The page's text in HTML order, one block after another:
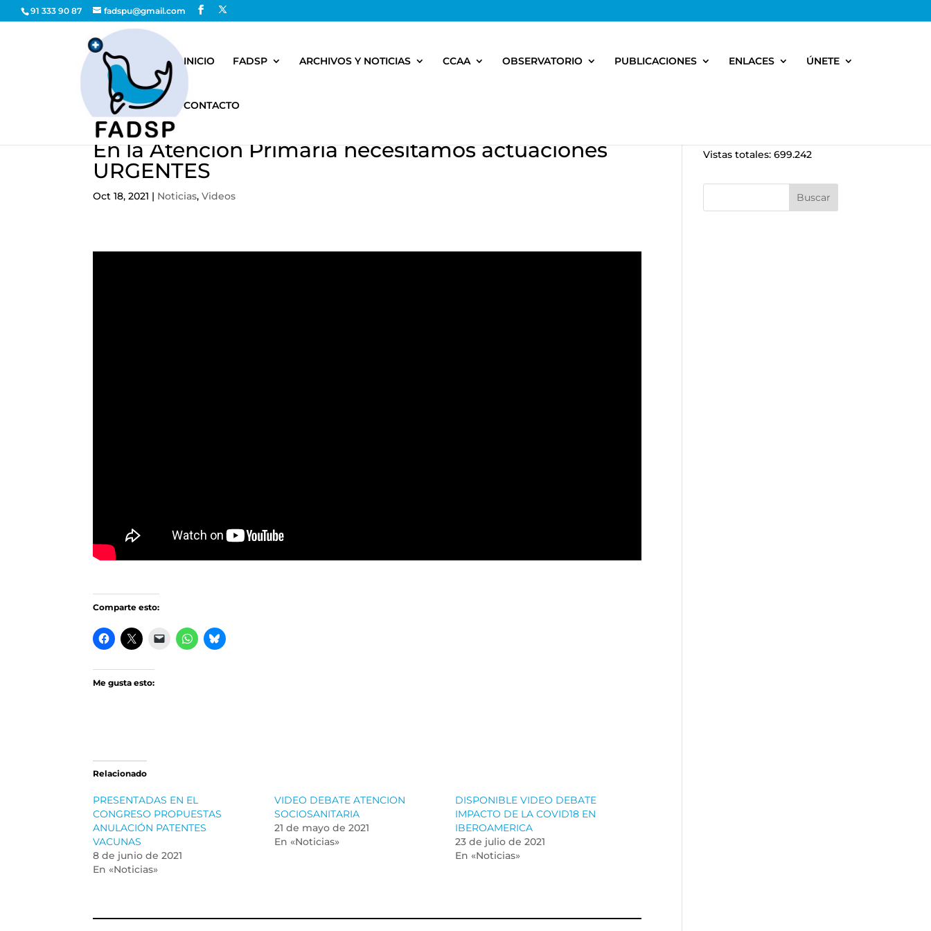
91 333 90 87 fadspu@gmail.com
INICIO FADSP ARCHIVOS Y NOTICIAS CCAA OBSERVATORIO PUBLICACIONES ENLACES ÚNETE
CONTACTO
En la Atención Primaria necesitamos actuaciones
URGENTES
Oct 18, 2021 | Noticias,Videos
Comparte esto:
Me gusta esto:
Relacionado
PRESENTADAS EN EL
CONGRESO PROPUESTAS
ANULACIÓN PATENTES
VACUNAS
8 de junio de 2021
En «Noticias»
VIDEO DEBATE ATENCION
SOCIOSANITARIA
21 de mayo de 2021
En «Noticias»
DISPONIBLE VIDEO DEBATE
IMPACTO DE LA COVID18 EN
IBEROAMERICA
23 de julio de 2021
En «Noticias»
Vistas totales:699.242